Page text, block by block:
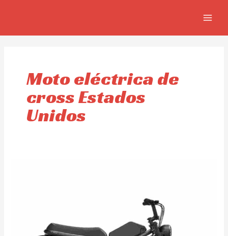
Moto eléctrica de
cross Estados
Unidos